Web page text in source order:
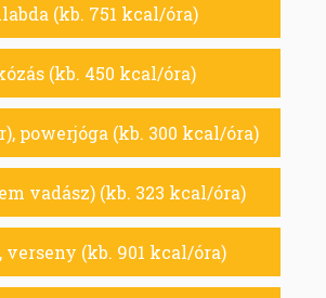
(kb. 751 kcal/óra)
(kb. 450 kcal/óra)
powerjóga (kb. 300 kcal/óra)
vadász) (kb. 323 kcal/óra)
verseny (kb. 901 kcal/óra)